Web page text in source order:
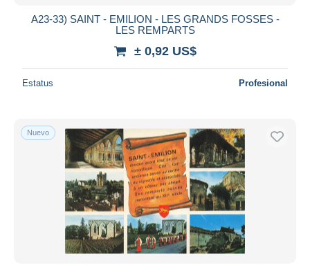
A23-33) SAINT - EMILION - LES GRANDS FOSSES -
LES REMPARTS
± 0,92 US$
Estatus Profesional
Nuevo